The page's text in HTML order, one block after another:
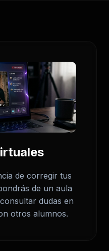
de corregir tus
de un aula
dudas en
otros alumnos.